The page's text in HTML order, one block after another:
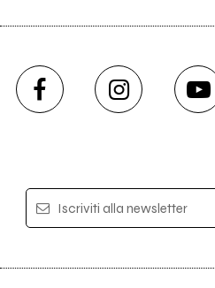
Iscriviti alla newsletter